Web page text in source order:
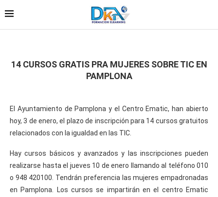
14 CURSOS GRATIS PRA MUJERES SOBRE TIC EN
PAMPLONA
El Ayuntamiento de Pamplona y el Centro Ematic, han abierto
hoy, 3 de enero, el plazo de inscripción para 14 cursos gratuitos
relacionados con la igualdad en las TIC.
Hay cursos básicos y avanzados y las inscripciones pueden
realizarse hasta el jueves 10 de enero llamando al teléfono 010
o 948 420100. Tendrán preferencia las mujeres empadronadas
en Pamplona. Los cursos se impartirán en el centro Ematic